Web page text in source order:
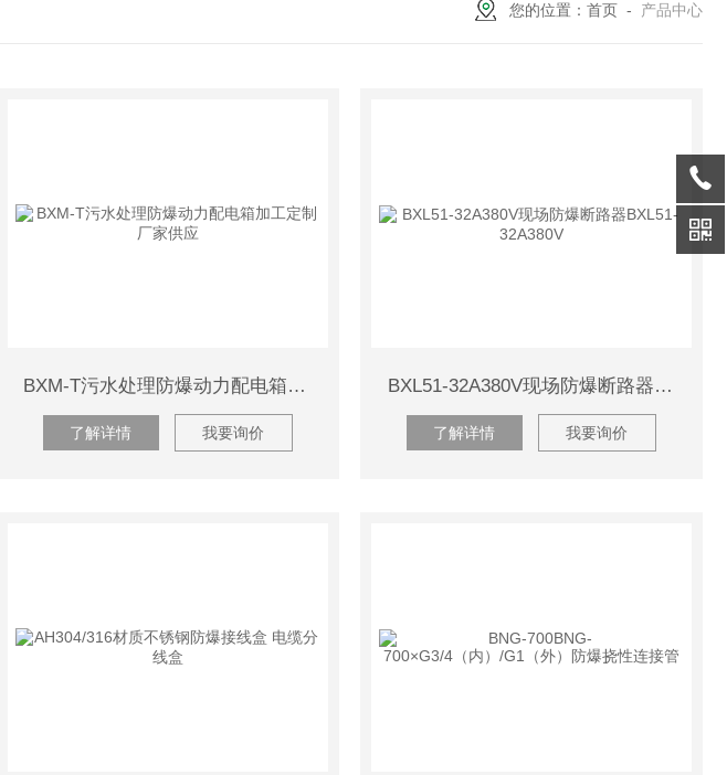
您的位置： 首页 - 产品中心
BXM-T污水处理防爆动力配电箱加工定制厂家供应
了解详情 我要询价
BXL51-32A380V现场防爆断路器BXL51-32A380V
了解详情 我要询价